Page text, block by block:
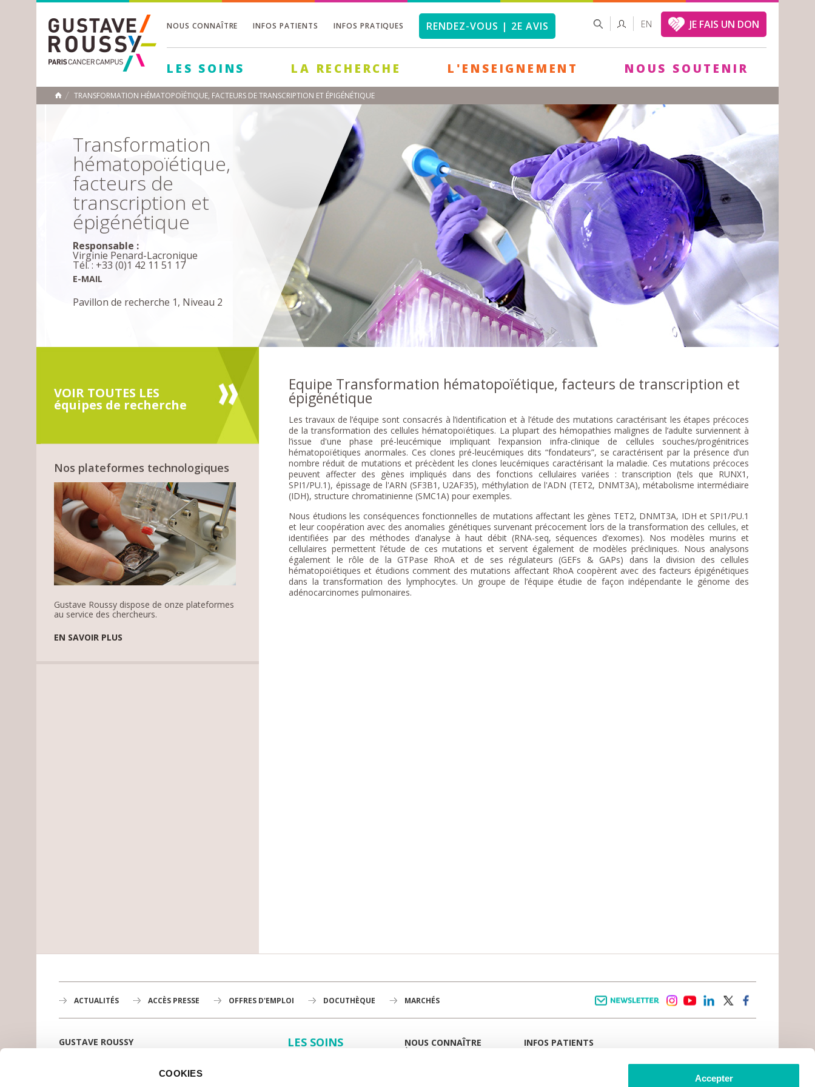
COOKIES Accepter
NOUS CONNAÎTRE INFOS PATIENTS INFOS PRATIQUES RENDEZ-VOUS | 2E AVIS FORMULAIRE
DE
RECHERCHER EN JE FAIS UN DON
LES SOINS LA RECHERCHE L'ENSEIGNEMENT NOUS SOUTENIR
ACCUEIL
TRANSFORMATION HÉMATOPOÏÉTIQUE, FACTEURS DE TRANSCRIPTION ET ÉPIGÉNÉTIQUE
Transformation
hématopoïétique,
facteurs de
transcription et
épigénétique
Responsable :
Virginie Penard-Lacronique
Tél. : +33 (0)1 42 11 51 17
E-MAIL
Pavillon de recherche 1, Niveau 2
VOIR TOUTES LES
équipes de recherche
Nos plateformes technologiques
Gustave Roussy dispose de onze plateformes
au service des chercheurs.
EN SAVOIR PLUS
Equipe Transformation hématopoïétique, facteurs de transcription et
épigénétique
Les travaux de l’équipe sont consacrés à l’identification et à l’étude des mutations caractérisant les étapes précoces
de la transformation des cellules hématopoïétiques. La plupart des hémopathies malignes de l’adulte surviennent à
l’issue d'une phase pré-leucémique impliquant l’expansion infra-clinique de cellules souches/progénitrices
hématopoïétiques anormales. Ces clones pré-leucémiques dits “fondateurs”, se caractérisent par la présence d’un
nombre réduit de mutations et précèdent les clones leucémiques caractérisant la maladie. Ces mutations précoces
peuvent affecter des gènes impliqués dans des fonctions cellulaires variées : transcription (tels que RUNX1,
SPI1/PU.1), épissage de l'ARN (SF3B1, U2AF35), méthylation de l'ADN (TET2, DNMT3A), métabolisme intermédiaire
(IDH), structure chromatinienne (SMC1A) pour exemples.
Nous étudions les conséquences fonctionnelles de mutations affectant les gènes TET2, DNMT3A, IDH et SPI1/PU.1
et leur coopération avec des anomalies génétiques survenant précocement lors de la transformation des cellules, et
identifiées par des méthodes d’analyse à haut débit (RNA-seq, séquences d’exomes). Nos modèles murins et
cellulaires permettent l’étude de ces mutations et servent également de modèles précliniques. Nous analysons
également le rôle de la GTPase RhoA et de ses régulateurs (GEFs & GAPs) dans la division des cellules
hématopoïétiques et étudions comment des mutations affectant RhoA coopèrent avec des facteurs épigénétiques
dans la transformation des lymphocytes. Un groupe de l’équipe étudie de façon indépendante le génome des
adénocarcinomes pulmonaires.
ACTUALITÉS ACCÈS PRESSE OFFRES D'EMPLOI DOCUTHÈQUE MARCHÉS
GUSTAVE ROUSSY
LES SOINS
NOUS CONNAÎTRE
À LA UNE
INFOS PATIENTS